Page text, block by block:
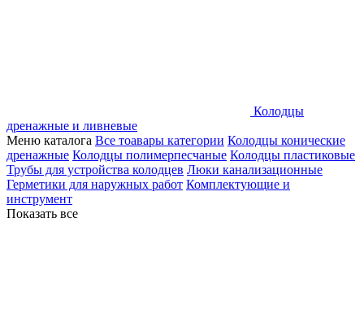
Колодцы
дренажные и ливневые
Меню каталога Все тоавары категории Колодцы конические
дренажные Колодцы полимерпесчаные Колодцы пластиковые
Трубы для устройства колодцев Люки канализационные
Герметики для наружных работ Комплектующие и
инструмент
Показать все